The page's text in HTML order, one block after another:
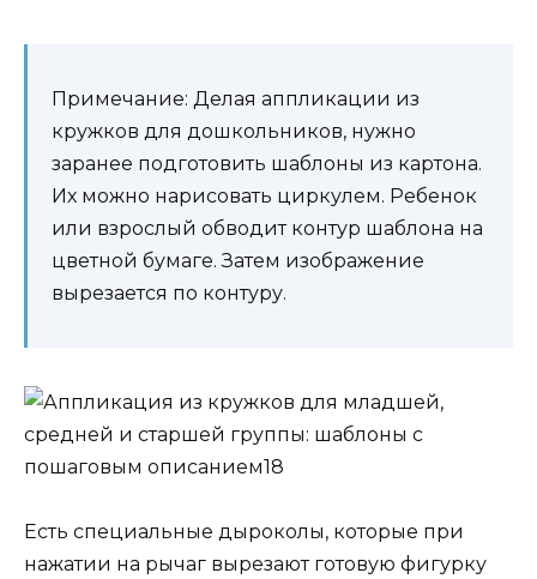
Примечание: Делая аппликации из
кружков для дошкольников, нужно
заранее подготовить шаблоны из картона.
Их можно нарисовать циркулем. Ребенок
или взрослый обводит контур шаблона на
цветной бумаге. Затем изображение
вырезается по контуру.
Есть специальные дыроколы, которые при
нажатии на рычаг вырезают готовую фигурку